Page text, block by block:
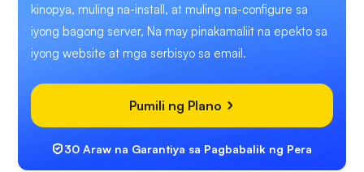
kinopya, muling na-install, at muling na-configure sa
iyong bagong server, Na may pinakamaliit na epekto sa
iyong website at mga serbisyo sa email.
Pumili ng Plano
30 Araw na Garantiya sa Pagbabalik ng Pera